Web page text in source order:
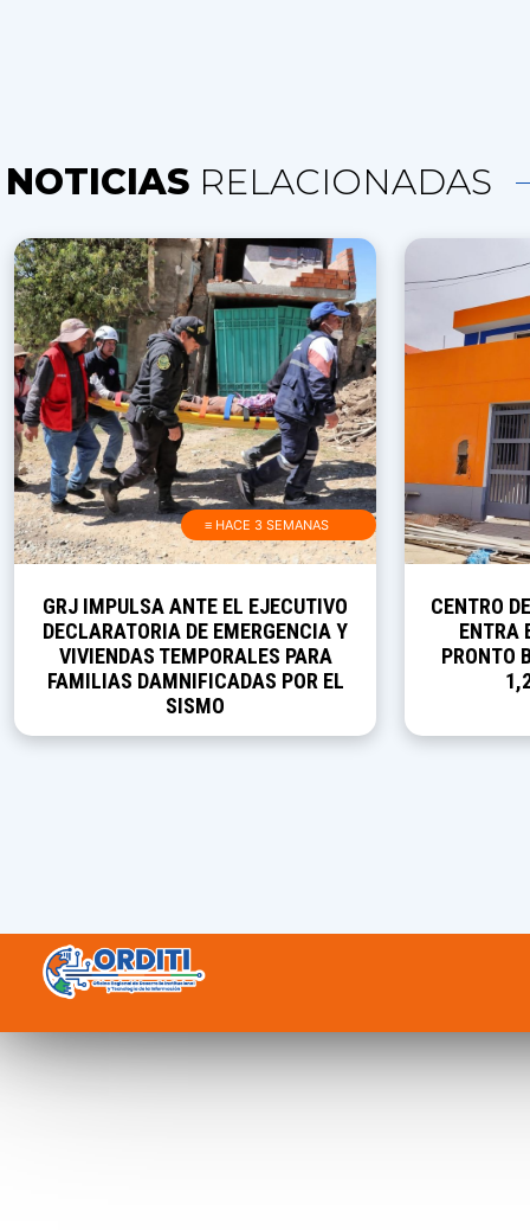
NOTICIAS RELACIONADAS
≡ HACE 3 SEMANAS
GRJ IMPULSA ANTE EL EJECUTIVO
DECLARATORIA DE EMERGENCIA Y
VIVIENDAS TEMPORALES PARA
FAMILIAS DAMNIFICADAS POR EL
SISMO
CENTRO
ENTRA
PRONTO